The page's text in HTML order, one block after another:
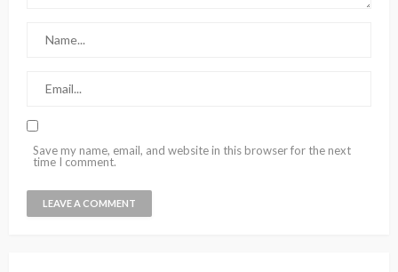
Save my name, email, and website in this browser for the next
time I comment.